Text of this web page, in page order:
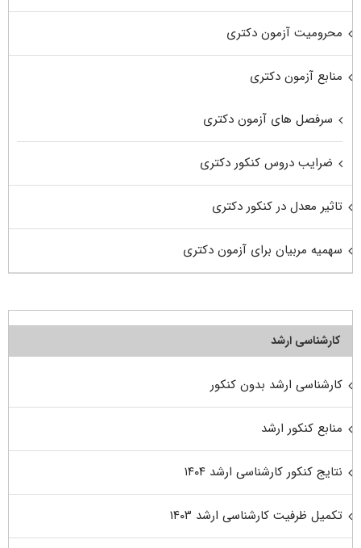
محرومیت آزمون دکتری
منابع آزمون دکتری
سرفصل های آزمون دکتری
ضرایب دروس کنکور دکتری
تاثیر معدل در کنکور دکتری
سهمیه مربیان برای آزمون دکتری
کارشناسی ارشد
کارشناسی ارشد بدون کنکور
منابع کنکور ارشد
نتایج کنکور کارشناسی ارشد ۱۴۰۴
تکمیل ظرفیت کارشناسی ارشد ۱۴۰۳